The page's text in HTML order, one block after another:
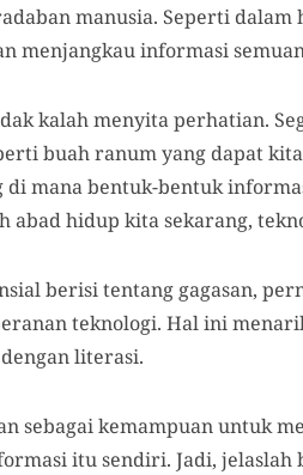
manusia. Seperti
menjangkau informasi
kalah menyita perhatian.
buah ranum yang dapat
di mana bentuk-bentuk
abad hidup kita sekarang,
berisi tentang gagasan,
teknologi. Hal ini
literasi.
sebagai kemampuan untuk
itu sendiri. Jadi,